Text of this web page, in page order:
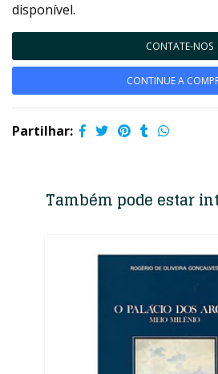
disponível.
CONTATE-NOS
CONTINUE A
Partilhar:
Também pode estar